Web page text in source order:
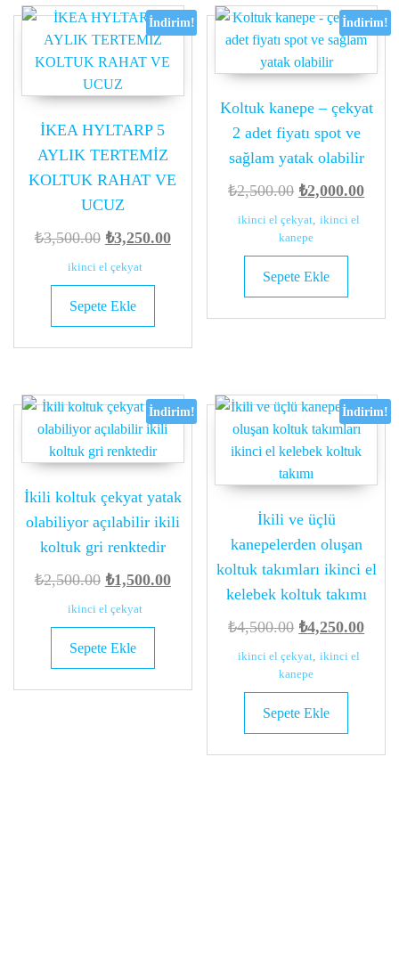
İndirim!
İKEA HYLTARP 5
AYLIK TERTEMİZ
KOLTUK RAHAT VE
UCUZ
₺3,500.00 Orijinal
fiyat:
₺3,500.00.
₺3,250.00Şu
ikinci el çekyat
Sepete Ekle
İndirim!
Koltuk kanepe – çekyat
2 adet fiyatı spot ve
sağlam yatak olabilir
₺2,500.00 Orijinal
fiyat:
₺2,500.00.
₺2,000.00Şu
ikinci el çekyat, ikinci el
kanepe
Sepete Ekle
İndirim!
İkili koltuk çekyat yatak
olabiliyor açılabilir ikili
koltuk gri renktedir
₺2,500.00 Orijinal
fiyat:
₺2,500.00.
₺1,500.00Şu
₺1,500.00.
ikinci el çekyat
Sepete Ekle
İndirim!
İkili ve üçlü
kanepelerden oluşan
koltuk takımları ikinci el
kelebek koltuk takımı
₺4,500.00 Orijinal
fiyat:
₺4,500.00.
₺4,250.00Şu
ikinci el çekyat, ikinci el
kanepe
Sepete Ekle